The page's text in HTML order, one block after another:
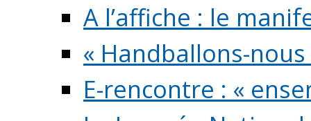
A l’affiche : le
« Handballons-
E-rencontre : «